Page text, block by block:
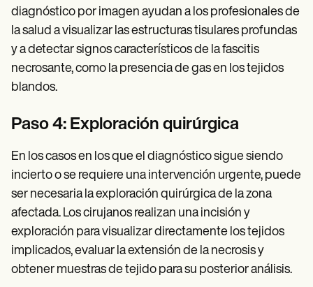
diagnóstico por imagen ayudan a los profesionales de
la salud a visualizar las estructuras tisulares profundas
y a detectar signos característicos de la fascitis
necrosante, como la presencia de gas en los tejidos
blandos.
Paso 4: Exploración quirúrgica
En los casos en los que el diagnóstico sigue siendo
incierto o se requiere una intervención urgente, puede
ser necesaria la exploración quirúrgica de la zona
afectada. Los cirujanos realizan una incisión y
exploración para visualizar directamente los tejidos
implicados, evaluar la extensión de la necrosis y
obtener muestras de tejido para su posterior análisis.